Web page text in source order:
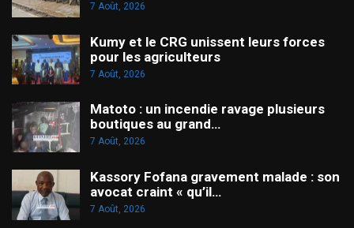
7 Août, 2026
Kumy et le CRG unissent leurs forces
pour les agriculteurs
7 Août, 2026
Matoto : un incendie ravage plusieurs
boutiques au grand…
7 Août, 2026
Kassory Fofana gravement malade : son
avocat craint « qu’il…
7 Août, 2026